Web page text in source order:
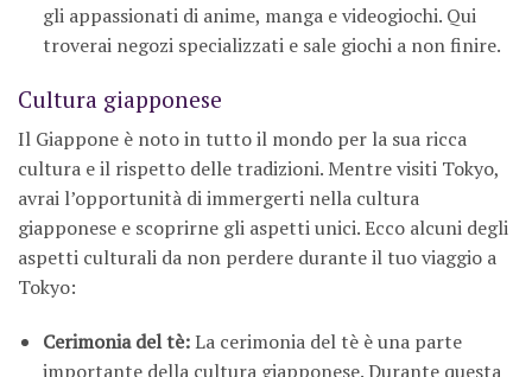
gli appassionati di anime, manga e videogiochi. Qui
troverai negozi specializzati e sale giochi a non finire.
Cultura giapponese
Il Giappone è noto in tutto il mondo per la sua ricca
cultura e il rispetto delle tradizioni. Mentre visiti Tokyo,
avrai l’opportunità di immergerti nella cultura
giapponese e scoprirne gli aspetti unici. Ecco alcuni degli
aspetti culturali da non perdere durante il tuo viaggio a
Tokyo:
Cerimonia del tè:La cerimonia del tè è una parte
importante della cultura giapponese. Durante questa